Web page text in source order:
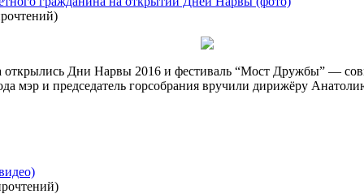
)
открылись Дни Нарвы 2016 и фестиваль “Мост Дружбы” —
мэр и председатель горсобрания вручили дирижёру
)